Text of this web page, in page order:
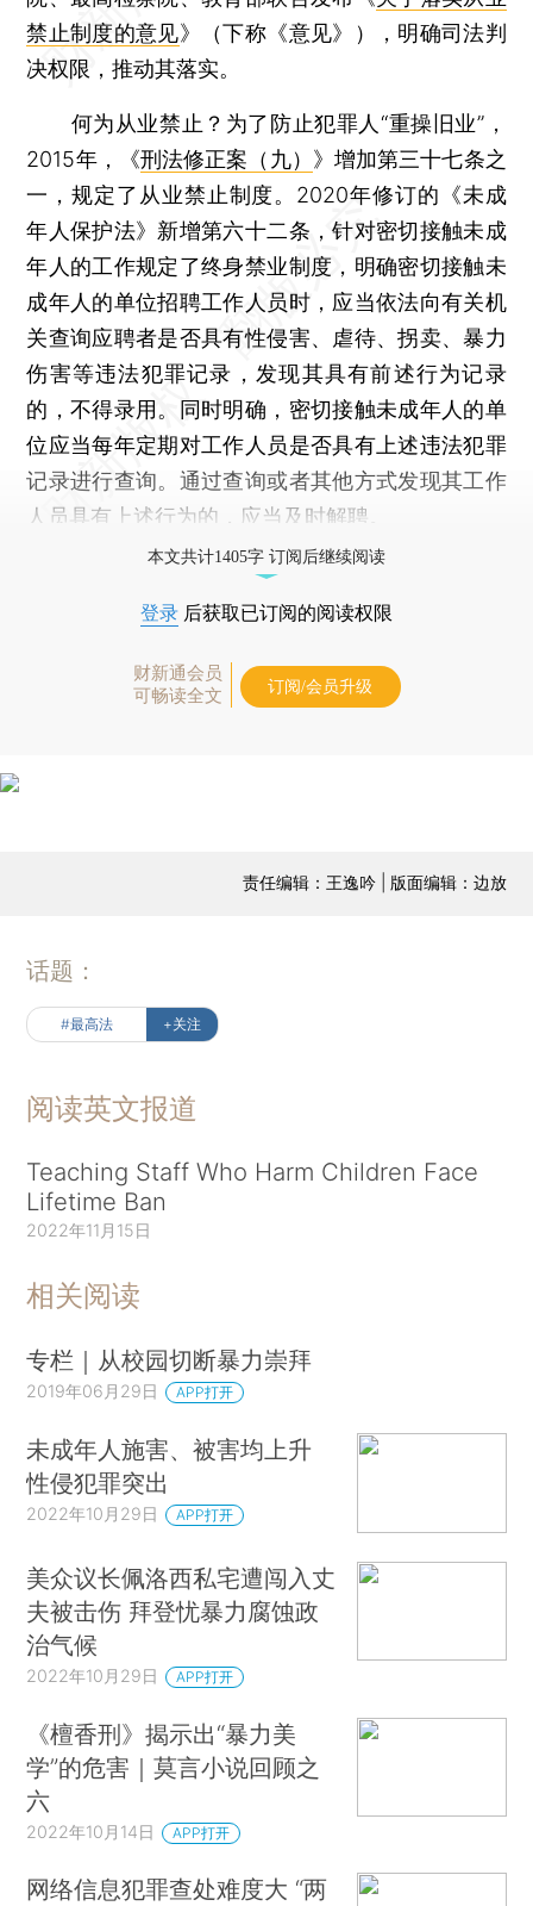
禁止制度的意见》（下称《意见》），明确司法判
决权限，推动其落实。
何为从业禁止？为了防止犯罪人“重操旧业”，
2015年，《刑法修正案（九） 》增加第三十七条之
一，规定了从业禁止制度。2020年修订的《未成
年人保护法》新增第六十二条，针对密切接触未成
年人的工作规定了终身禁业制度，明确密切接触未
成年人的单位招聘工作人员时，应当依法向有关机
关查询应聘者是否具有性侵害、虐待、拐卖、暴力
伤害等违法犯罪记录，发现其具有前述行为记录
的，不得录用。同时明确，密切接触未成年人的单
位应当每年定期对工作人员是否具有上述违法犯罪
记录进行查询。通过查询或者其他方式发现其工作
人员具有上述行为的，应当及时解聘。
本文共计1405字 订阅后继续阅读
登录 后获取已订阅的阅读权限
财新通会员
可畅读全文
订阅/会员升级
责任编辑：王逸吟 | 版面编辑：边放
话题：
#最高法 +关注
阅读英文报道
Teaching Staff Who Harm Children Face
Lifetime Ban
2022年11月15日
相关阅读
专栏｜从校园切断暴力崇拜
2019年06月29日 APP打开
未成年人施害、被害均上升
性侵犯罪突出
2022年10月29日 APP打开
美众议长佩洛西私宅遭闯入丈
夫被击伤 拜登忧暴力腐蚀政
治气候
2022年10月29日 APP打开
《檀香刑》揭示出“暴力美
学”的危害｜莫言小说回顾之
六
2022年10月14日 APP打开
网络信息犯罪查处难度大 “两